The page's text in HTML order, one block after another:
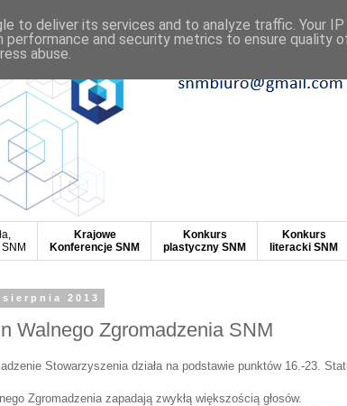
Krajowe
Konferencje SNM
Konkurs
plastyczny SNM
Konkurs
literacki SNM
2013
Walnego Zgromadzenia SNM
Stowarzyszenia działa na podstawie punktów 16.-23.
Zgromadzenia zapadają zwykłą większością głosów.
to deliver its services and to analyze traffic. Your
performance and security metrics to ensure quality
abuse.